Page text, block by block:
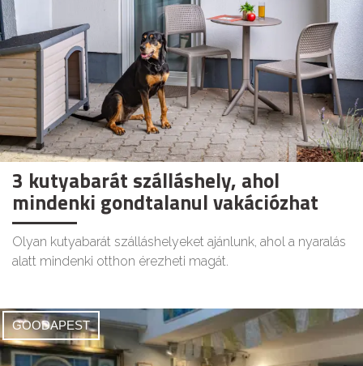
3 kutyabarát szálláshely, ahol
mindenki gondtalanul vakációzhat
Olyan kutyabarát szálláshelyeket ajánlunk, ahol a nyaralás
alatt mindenki otthon érezheti magát.
GOODAPEST